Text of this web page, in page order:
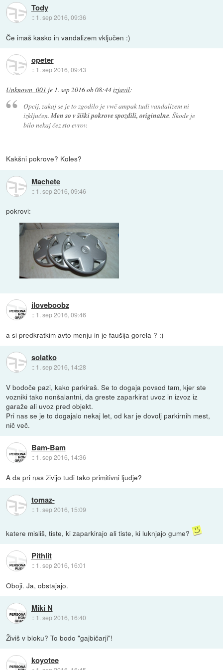
Tody
:: 1. sep 2016, 09:36
Če imaš kasko in vandalizem vključen :)
opeter
:: 1. sep 2016, 09:43
Unknown_001 je 1. sep 2016 ob 08:44izjavil:
Opcij, zakaj se je to zgodilo je vwč ampak tudi vandalizem ni
izključen.Men so v šiški pokrove spozdili, originalne. Škode je
bilo nekaj čez sto evrov.
Kakšni pokrove? Koles?
Machete
:: 1. sep 2016, 09:46
pokrovi:
iloveboobz
:: 1. sep 2016, 09:46
a si predkratkim avto menju in je faušija gorela ? :)
solatko
:: 1. sep 2016, 14:28
V bodoče pazi, kako parkiraš. Se to dogaja povsod tam, kjer ste
vozniki tako nonšalantni, da greste zaparkirat uvoz in izvoz iz
garaže ali uvoz pred objekt.
Pri nas se je to dogajalo nekaj let, od kar je dovolj parkirnih mest,
nič več.
Bam-Bam
:: 1. sep 2016, 14:36
A da pri nas živijo tudi tako primitivni ljudje?
tomaz-
:: 1. sep 2016, 15:09
katere misliš, tiste, ki zaparkirajo ali tiste, ki luknjajo gume?
Pithlit
:: 1. sep 2016, 16:01
Oboji. Ja, obstajajo.
Miki N
:: 1. sep 2016, 16:40
Živiš v bloku? To bodo "gajbičarji"!
koyotee